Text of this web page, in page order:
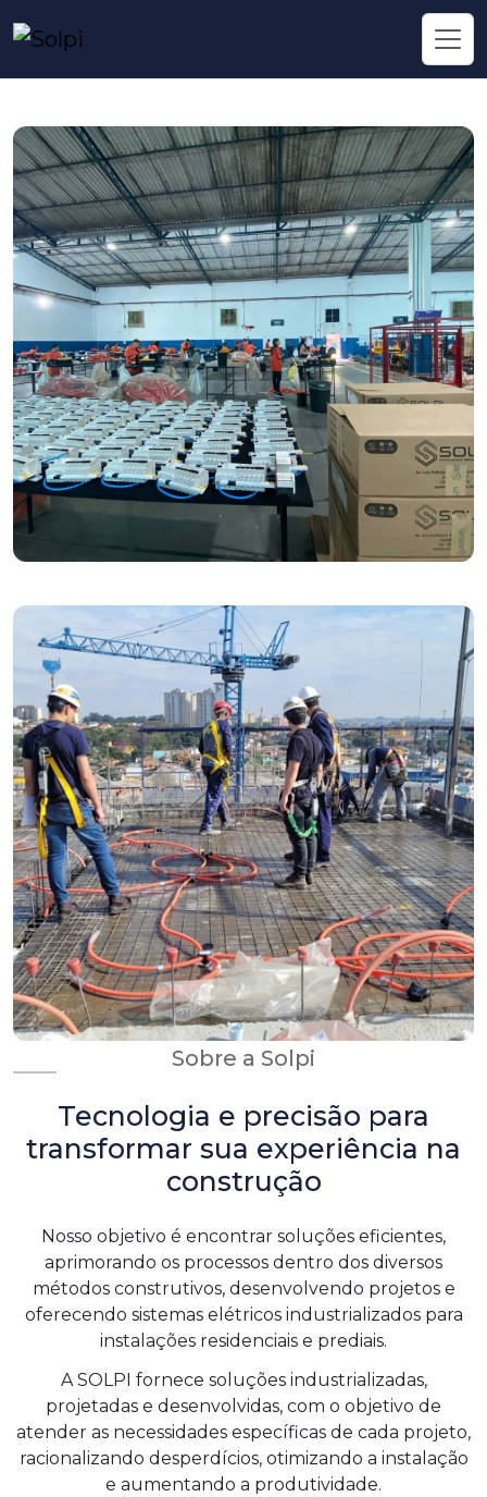
Sobre a Solpi
Tecnologia e precisão para
transformar sua experiência na
construção
Nosso objetivo é encontrar soluções eficientes,
aprimorando os processos dentro dos diversos
métodos construtivos, desenvolvendo projetos e
oferecendo sistemas elétricos industrializados para
instalações residenciais e prediais.
A SOLPI fornece soluções industrializadas,
projetadas e desenvolvidas, com o objetivo de
atender as necessidades específicas de cada projeto,
racionalizando desperdícios, otimizando a instalação
e aumentando a produtividade.